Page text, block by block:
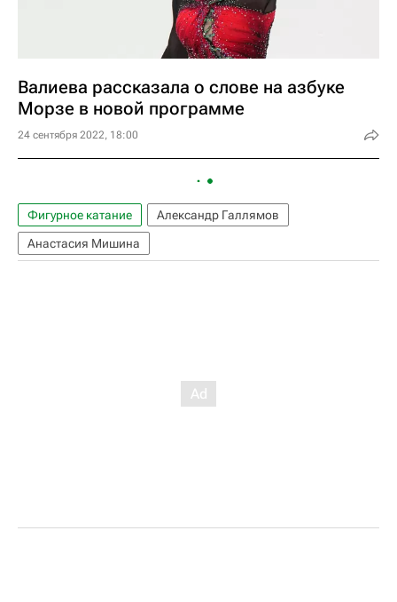
Валиева рассказала о слове на азбуке
Морзе в новой программе
24 сентября 2022, 18:00
Фигурное катание
Александр Галлямов
Анастасия Мишина